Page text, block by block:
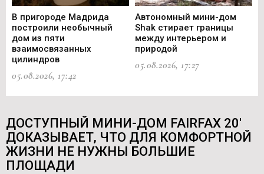
В пригороде Мадрида
построили необычный
дом из пяти
взаимосвязанных
цилиндров
05.08.2026, 17:42
Автономный мини-дом
Shak стирает границы
между интерьером и
природой
05.08.2026, 17:27
ДОСТУПНЫЙ МИНИ-ДОМ FAIRFAX 20'
ДОКАЗЫВАЕТ, ЧТО ДЛЯ КОМФОРТНОЙ
ЖИЗНИ НЕ НУЖНЫ БОЛЬШИЕ
ПЛОЩАДИ